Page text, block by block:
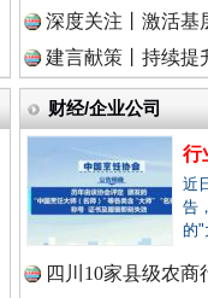
.中国
网.中
“文明之
深度关注丨激活基
建言献策丨持续提
财经/企业公司
行
近
告
的"
四川10家县级农商